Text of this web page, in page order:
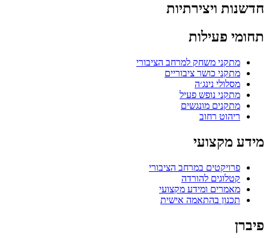
חדשנות ויצירתיות
תחומי פעילות
מתקני משחק למרחב הציבורי
מתקני כושר ציבוריים
מסלולי נינג׳ה
מתקני נופש פעיל
מתקנים מונגשים
ריהוט רחוב
מידע מקצועי
פרויקטים במרחב הציבורי
קטלוגים להורדה
מאמרים ומידע מקצועי
תכנון בהתאמה אישית
פיברן